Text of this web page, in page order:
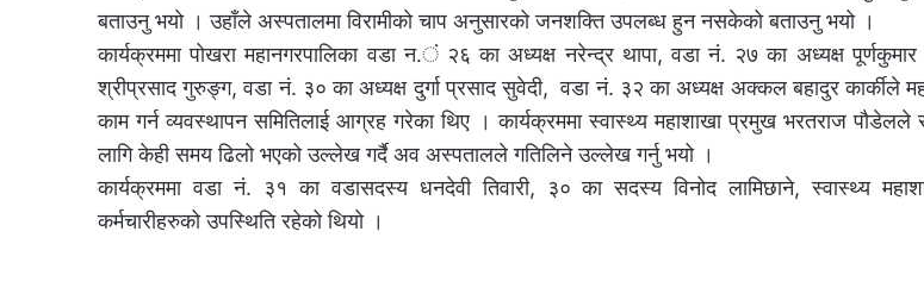
बताउनु भयो । उहाँले अस्पतालमा विरामीको चाप अनुसारको जनशक्ति उपलब्ध हुन नसकेको बताउनु भयो ।
कार्यक्रममा पोखरा महानगरपालिका वडा न.ं २६ का अध्यक्ष नरेन्द्र थापा, वडा नं. २७ का अध्यक्ष
श्रीप्रसाद गुरुङ्ग, वडा नं. ३० का अध्यक्ष दुर्गा प्रसाद सुवेदी, वडा नं. ३२ का अध्यक्ष अक्कल बहादुर कार्कीले
काम गर्न व्यवस्थापन समितिलाई आग्रह गरेका थिए । कार्यक्रममा स्वास्थ्य महाशाखा प्रमुख भरतराज
लागि केही समय ढिलो भएको उल्लेख गर्दै अव अस्पतालले गतिलिने उल्लेख गर्नु भयो ।
कार्यक्रममा वडा नं. ३१ का वडासदस्य धनदेवी तिवारी, ३० का सदस्य विनोद लामिछाने, स्वास्थ्य
कर्मचारीहरुको उपस्थिति रहेको थियो ।